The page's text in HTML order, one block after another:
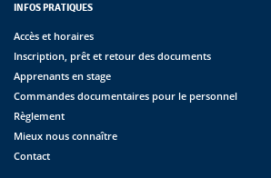
INFOS PRATIQUES
Accès et horaires
Inscription, prêt et retour des documents
Apprenants en stage
Commandes documentaires pour le personnel
Règlement
Mieux nous connaître
Contact